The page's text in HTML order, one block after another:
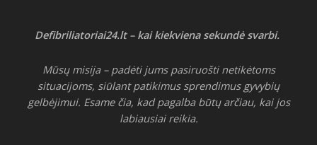
Defibriliatoriai24.lt – kai kiekviena sekundė svarbi.
Mūsų misija – padėti jums pasiruošti netikėtoms
situacijoms, siūlant patikimus sprendimus gyvybių
gelbėjimui. Esame čia, kad pagalba būtų arčiau, kai jos
labiausiai reikia.